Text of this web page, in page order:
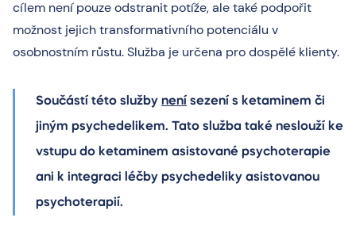
cílem není pouze odstranit potíže, ale také podpořit
možnost jejich transformativního potenciálu v
osobnostním růstu.Služba je určena pro dospělé klienty.
Součástí této služby není sezení s ketaminem či
jiným psychedelikem. Tato služba také neslouží ke
vstupu do ketaminem asistované psychoterapie
ani k integraci léčby psychedeliky asistovanou
psychoterapií.